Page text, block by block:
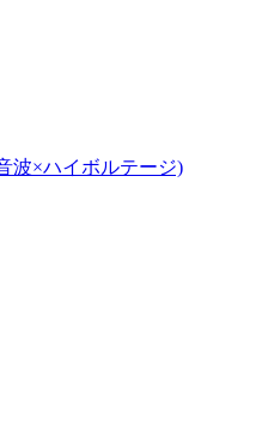
波×ハイボルテージ)